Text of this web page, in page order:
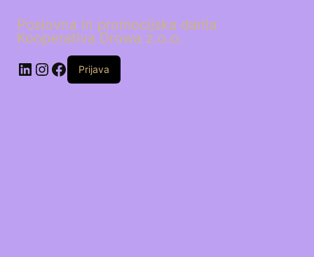
Poslovna in promocijska darila
Kooperativa Drowa z.o.o.
LinkedIn
Instagram
Facebook
Prijava